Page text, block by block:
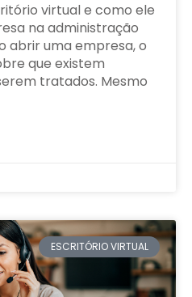
virtual e como ele
na administração
abrir uma empresa, o
que existem
tratados. Mesmo
ESCRITÓRIO VIRTUAL